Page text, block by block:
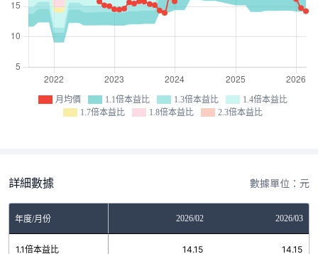
月均價 1.1倍本益比 1.3倍本益比
1.4倍本益比
1.7倍本益比
1.8倍本益比 2.3倍本益比
詳細數據 數據單位：元
年度/月份 2026/02 2026/03
1.1倍本益比 14.15 14.15